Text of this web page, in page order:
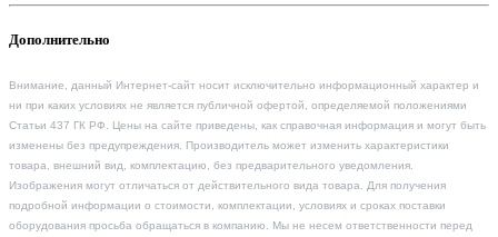
Дополнительно
Внимание, данный Интернет-сайт носит исключительно информационный характер и
ни при каких условиях не является публичной офертой, определяемой положениями
Статьи 437 ГК РФ. Цены на сайте приведены, как справочная информация и могут быть
изменены без предупреждения. Производитель может изменить характеристики
товара, внешний вид, комплектацию, без предварительного уведомления.
Изображения могут отличаться от действительного вида товара. Для получения
подробной информации о стоимости, комплектации, условиях и сроках поставки
оборудования просьба обращаться в компанию. Мы не несем ответственности перед